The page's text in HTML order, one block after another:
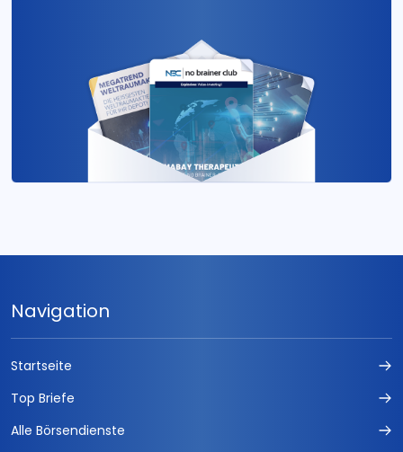
Navigation
Startseite
Top Briefe
Alle Börsendienste